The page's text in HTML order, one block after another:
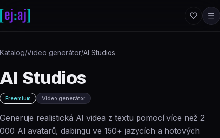
Katalog/Video generátor/AI Studios
AI Studios
Freemium Video generátor
Generuje realistická AI videa z textu pomocí více než 2
000 AI avatarů, dabingu ve 150+ jazycích a hotových